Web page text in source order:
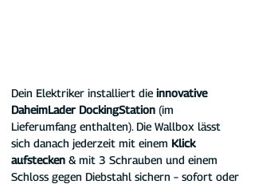
Dein Elektriker installiert die innovative
DaheimLader DockingStation (im
Lieferumfang enthalten). Die Wallbox lässt
sich danach jederzeit mit einem Klick
aufstecken & mit 3 Schrauben und einem
Schloss gegen Diebstahl sichern – sofort oder